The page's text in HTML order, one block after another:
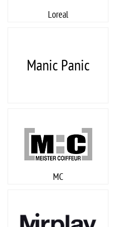
Loreal
Manic Panic
MC